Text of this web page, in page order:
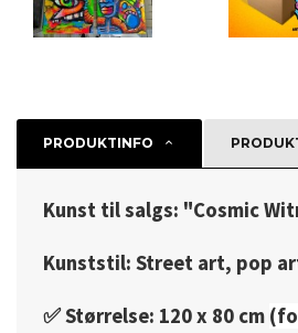
PRODUKTINFO
Kunst til salgs: "Cosmic
Kunststil: Street art, pop
✅️ Størrelse: 120 x 80 cm